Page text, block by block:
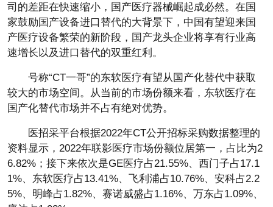
司的差距在快速缩小，国产医疗器械崛起成必然。在国
家鼓励国产设备进口替代的大背景下，中国有望迎来国
产医疗设备繁荣的新阶段，国产龙头企业将享有行业高
速增长以及进口替代的双重红利。
号称“CT一哥”的东软医疗有望从国产化替代中获取
较大的市场空间。从当前的市场份额来看，东软医疗在
国产化替代市场并不占有绝对优势。
医招采平台根据2022年CT公开招标采购数据整理的
资料显示，2022年联影医疗市场份额位居第一，占比为2
6.82%；接下来依次是GE医疗占21.55%、西门子占17.1
1%、东软医疗占13.41%、飞利浦占10.76%、安科占2.2
5%、明峰占1.82%、赛诺威盛占1.16%、万东占1.09%、